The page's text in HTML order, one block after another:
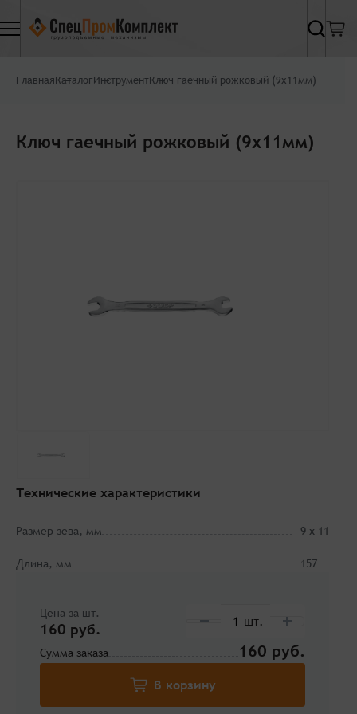
Найти
ГлавнаяКаталогИнструментКлюч гаечный рожковый (9х11мм)
Ключ гаечный рожковый (9х11мм)
Технические характеристики
Размер зева, мм 9 х 11
Длина, мм 157
Цена за шт.
160 руб.
Сумма заказа 160